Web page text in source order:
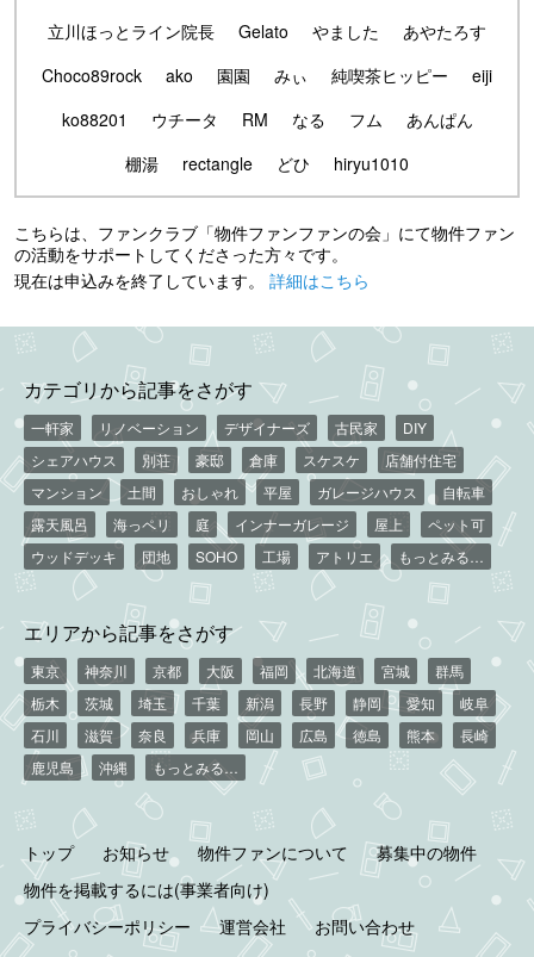
立川ほっとライン院長
Gelato やました
あやたろす
Choco89rock
ako 園園 みぃ 純喫茶ヒッピー
eiji
ko88201
ウチータ RM なる フム
あんぱん
棚湯
rectangle どひ hiryu1010
こちらは、ファンクラブ「物件ファンファンの会」にて物件ファン
の活動をサポートしてくださった方々です。
現在は申込みを終了しています。 詳細はこちら
カテゴリから記事をさがす
一軒家 リノベーション デザイナーズ 古民家
DIY
シェアハウス
別荘 豪邸 倉庫 スケスケ
店舗付住宅
マンション
土間 おしゃれ 平屋 ガレージハウス
自転車
露天風呂
海っペリ 庭 インナーガレージ 屋上
ペット可
ウッドデッキ
団地 SOHO 工場 アトリエ もっとみる…
エリアから記事をさがす
東京 神奈川 京都 大阪 福岡 北海道 宮城
群馬
栃木
茨城 埼玉 千葉 新潟 長野 静岡 愛知
岐阜
石川
滋賀 奈良 兵庫 岡山 広島 徳島 熊本
長崎
鹿児島
沖縄 もっとみる…
トップ お知らせ 物件ファンについて
募集中の物件
物件を掲載するには(事業者向け)
プライバシーポリシー
運営会社 お問い合わせ